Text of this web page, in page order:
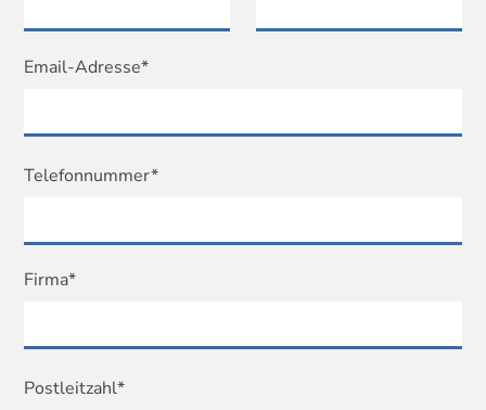
Email-Adresse*
Telefonnummer*
Firma*
Postleitzahl*